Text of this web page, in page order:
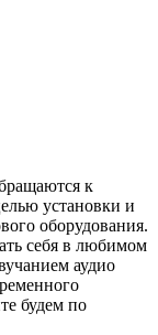
к
установки и
оборудования.
себя в любимом
аудио
будем по